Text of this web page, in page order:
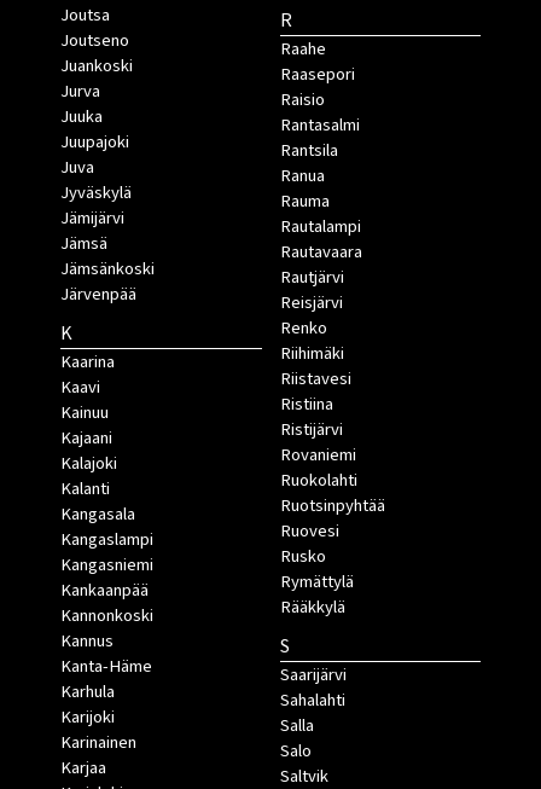
Joutsa
Joutseno
Juankoski
Jurva
Juuka
Juupajoki
Juva
Jyväskylä
Jämijärvi
Jämsä
Jämsänkoski
Järvenpää
K
Kaarina
Kaavi
Kainuu
Kajaani
Kalajoki
Kalanti
Kangasala
Kangaslampi
Kangasniemi
Kankaanpää
Kannonkoski
Kannus
Kanta-Häme
Karhula
Karijoki
Karinainen
Karjaa
R
Raahe
Raasepori
Raisio
Rantasalmi
Rantsila
Ranua
Rauma
Rautalampi
Rautavaara
Rautjärvi
Reisjärvi
Renko
Riihimäki
Riistavesi
Ristiina
Ristijärvi
Rovaniemi
Ruokolahti
Ruotsinpyhtää
Ruovesi
Rusko
Rymättylä
Rääkkylä
S
Saarijärvi
Sahalahti
Salla
Salo
Saltvik